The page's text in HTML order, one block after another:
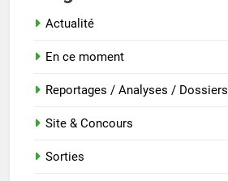
Actualité
En ce moment
Reportages / Analyses / Dossiers
Site & Concours
Sorties